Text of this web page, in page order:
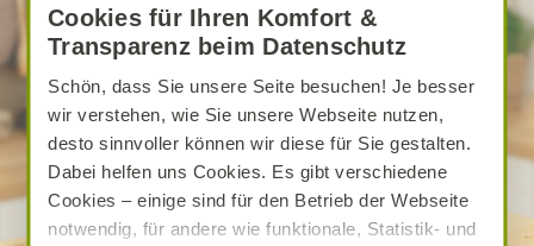
Cookies für Ihren Komfort &
Transparenz beim Datenschutz
Schön, dass Sie unsere Seite besuchen! Je besser
wir verstehen, wie Sie unsere Webseite nutzen,
desto sinnvoller können wir diese für Sie gestalten.
Dabei helfen uns Cookies. Es gibt verschiedene
Cookies – einige sind für den Betrieb der Webseite
notwendig, für andere wie funktionale, Statistik- und